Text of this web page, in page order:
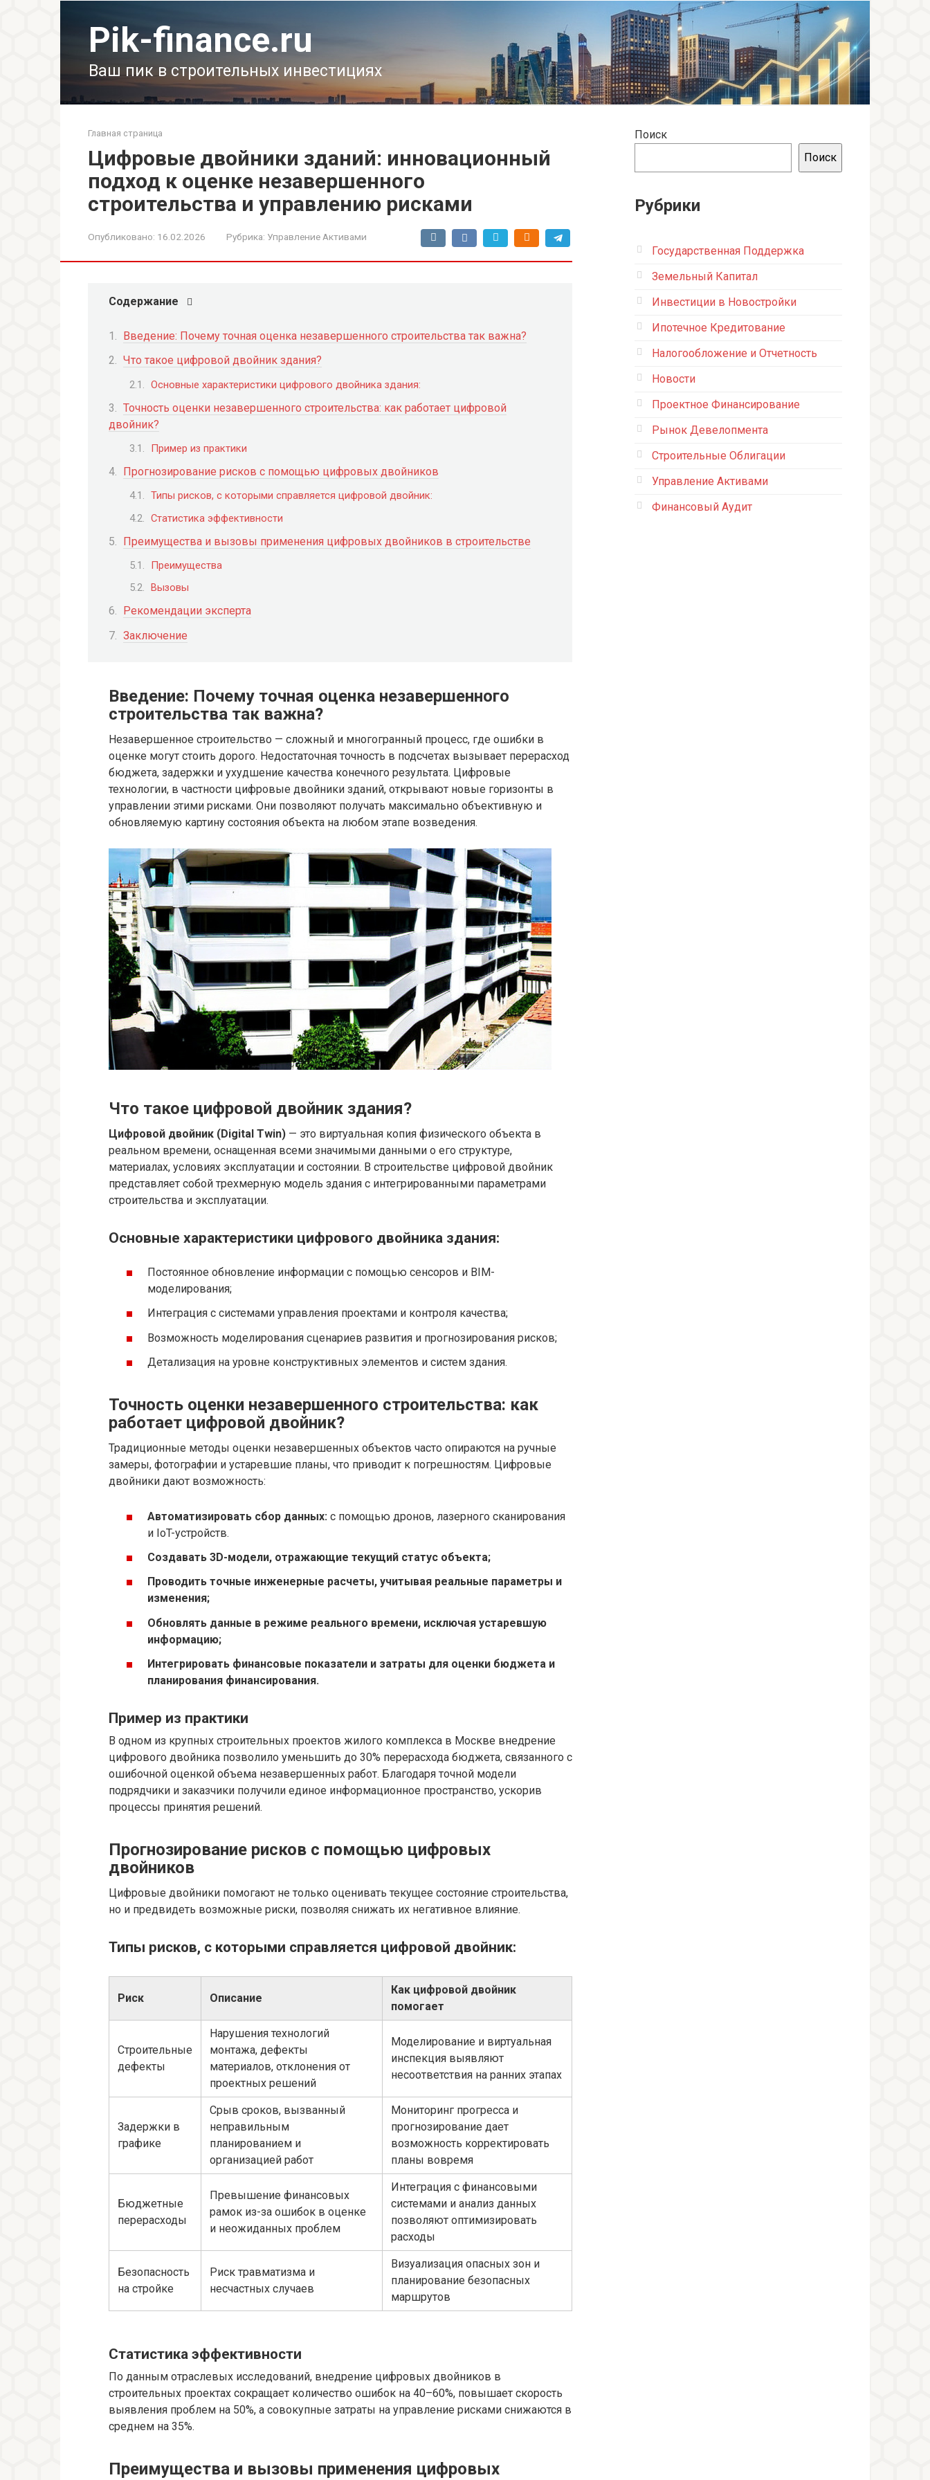
Pik-finance.ru
Ваш пик в строительных инвестициях
Главная страница
Цифровые двойники зданий: инновационный
подход к оценке незавершенного
строительства и управлению рисками
Опубликовано: 16.02.2026 Рубрика: Управление Активами
Содержание
Введение: Почему точная оценка незавершенного строительства так важна?
Что такое цифровой двойник здания?
Основные характеристики цифрового двойника здания:
Точность оценки незавершенного строительства: как работает цифровой
двойник?
Пример из практики
Прогнозирование рисков с помощью цифровых двойников
Типы рисков, с которыми справляется цифровой двойник:
Статистика эффективности
Преимущества и вызовы применения цифровых двойников в строительстве
Преимущества
Вызовы
Рекомендации эксперта
Заключение
Введение: Почему точная оценка незавершенного
строительства так важна?
Незавершенное строительство — сложный и многогранный процесс, где ошибки в
оценке могут стоить дорого. Недостаточная точность в подсчетах вызывает перерасход
бюджета, задержки и ухудшение качества конечного результата. Цифровые
технологии, в частности цифровые двойники зданий, открывают новые горизонты в
управлении этими рисками. Они позволяют получать максимально объективную и
обновляемую картину состояния объекта на любом этапе возведения.
Что такое цифровой двойник здания?
Цифровой двойник (Digital Twin) — это виртуальная копия физического объекта в
реальном времени, оснащенная всеми значимыми данными о его структуре,
материалах, условиях эксплуатации и состоянии. В строительстве цифровой двойник
представляет собой трехмерную модель здания с интегрированными параметрами
строительства и эксплуатации.
Основные характеристики цифрового двойника здания:
Постоянное обновление информации с помощью сенсоров и BIM-
моделирования;
Интеграция с системами управления проектами и контроля качества;
Возможность моделирования сценариев развития и прогнозирования рисков;
Детализация на уровне конструктивных элементов и систем здания.
Точность оценки незавершенного строительства: как
работает цифровой двойник?
Традиционные методы оценки незавершенных объектов часто опираются на ручные
замеры, фотографии и устаревшие планы, что приводит к погрешностям. Цифровые
двойники дают возможность:
Автоматизировать сбор данных: с помощью дронов, лазерного сканирования
и IoT-устройств.
Создавать 3D-модели, отражающие текущий статус объекта;
Проводить точные инженерные расчеты, учитывая реальные параметры и
изменения;
Обновлять данные в режиме реального времени, исключая устаревшую
информацию;
Интегрировать финансовые показатели и затраты для оценки бюджета и
планирования финансирования.
Пример из практики
В одном из крупных строительных проектов жилого комплекса в Москве внедрение
цифрового двойника позволило уменьшить до 30% перерасхода бюджета, связанного с
ошибочной оценкой объема незавершенных работ. Благодаря точной модели
подрядчики и заказчики получили единое информационное пространство, ускорив
процессы принятия решений.
Прогнозирование рисков с помощью цифровых
двойников
Цифровые двойники помогают не только оценивать текущее состояние строительства,
но и предвидеть возможные риски, позволяя снижать их негативное влияние.
Типы рисков, с которыми справляется цифровой двойник:
Риск Описание
Как цифровой двойник
помогает
Строительные
дефекты
Нарушения технологий
монтажа, дефекты
материалов, отклонения от
проектных решений
Моделирование и виртуальная
инспекция выявляют
несоответствия на ранних этапах
Задержки в
графике
Срыв сроков, вызванный
неправильным
планированием и
организацией работ
Мониторинг прогресса и
прогнозирование дает
возможность корректировать
планы вовремя
Бюджетные
перерасходы
Превышение финансовых
рамок из-за ошибок в оценке
и неожиданных проблем
Интеграция с финансовыми
системами и анализ данных
позволяют оптимизировать
расходы
Безопасность
на стройке
Риск травматизма и
несчастных случаев
Визуализация опасных зон и
планирование безопасных
маршрутов
Статистика эффективности
По данным отраслевых исследований, внедрение цифровых двойников в
строительных проектах сокращает количество ошибок на 40–60%, повышает скорость
выявления проблем на 50%, а совокупные затраты на управление рисками снижаются в
среднем на 35%.
Преимущества и вызовы применения цифровых
Поиск
Поиск
Рубрики
Государственная Поддержка
Земельный Капитал
Инвестиции в Новостройки
Ипотечное Кредитование
Налогообложение и Отчетность
Новости
Проектное Финансирование
Рынок Девелопмента
Строительные Облигации
Управление Активами
Финансовый Аудит